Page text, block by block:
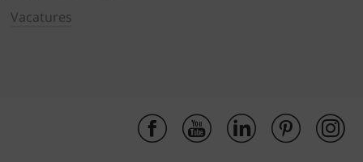
Vacatures